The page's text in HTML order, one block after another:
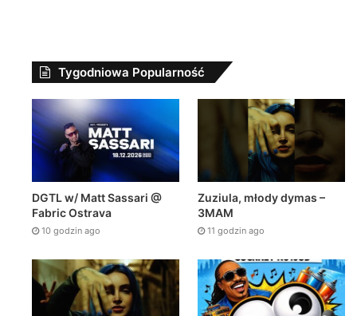
Tygodniowa Popularność
DGTL w/ Matt Sassari @
Fabric Ostrava
10 godzin ago
Zuziula, młody dymas –
3MAM
11 godzin ago